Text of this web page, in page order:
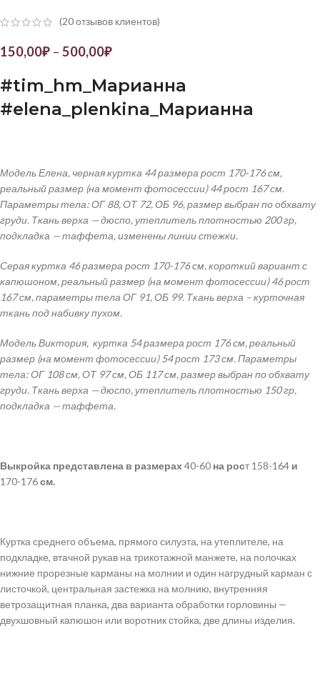
(20отзывов клиентов)
150,00₽ – 500,00₽
#tim hm _Марианна
#elena plenkina _Марианна
Модель Елена, черная куртка 44 размера рост 170-176 см,
реальный размер (на момент фотосессии) 44 рост 167 см.
Параметры тела: ОГ 88, ОТ 72, ОБ 96, размер выбран по обхвату
груди. Ткань верха — дюспо, утеплитель плотностью 200 гр,
подкладка — таффета, изменены линии стежки.
Серая куртка 46 размера рост 170-176 см, короткий вариант с
капюшоном, реальный размер (на момент фотосессии) 46 рост
167 см, параметры тела ОГ 91, ОБ 99. Ткань верха – курточная
ткань под набивку пухом.
Модель Виктория, куртка 54 размера рост 176 см, реальный
размер (на момент фотосессии) 54 рост 173 см. Параметры
тела: ОГ 108 см, ОТ 97 см, ОБ 117 см, размер выбран по обхвату
груди. Ткань верха — дюспо, утеплитель плотностью 150 гр,
подкладка — таффета.
Выкройка представлена в размерах40-60 на рост 158-164 и
170-176см.
Куртка среднего объема, прямого силуэта, на утеплителе, на
подкладке, втачной рукав на трикотажной манжете, на полочках
нижние прорезные карманы на молнии и один нагрудный карман с
листочкой, центральная застежка на молнию, внутренняя
ветрозащитная планка, два варианта обработки горловины —
двухшовный капюшон или воротник стойка, две длины изделия.